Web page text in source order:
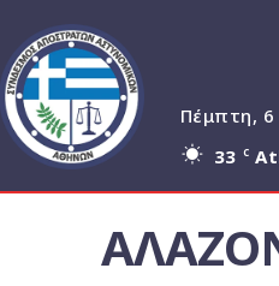
Πέμπτη, 6
33 C